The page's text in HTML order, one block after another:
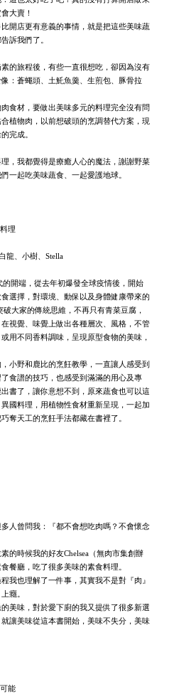
大賣！
開店更有意義的事情，就是把這些美味蔬
訴我們了。
的旅程後，有些一直很想吃，卻因為沒有
：蒼蠅頭、土魠魚羹、生煎包、豚骨拉
食材，要做出美味多元的料理完全沒有問
植物肉，以前想破頭的烹調替代方案，現
完成。
，我都覺得是療癒人心的魔法，謝謝野菜
一起吃美味蔬食、一起愛護地球。
理
龍、小樹、Stella
的開端，從去年初爆發全球疫情後，開始
選擇，對環境、動保以及身體健康帶來的
大家的傳統思維，不再只有青菜豆腐，
視覺、味覺上做出各種層次、風格，不管
用不同香料調味，呈現原型食物的美味，
小野和鹿比的烹飪教學，一直讓人感受到
食譜的技巧，也感受到滿滿的用心及專
書了，讓你意想不到，原來蔬食也可以這
國料理，用植物性食材重新呈現，一起加
奪天工的烹飪手法都藏在書裡了。
人曾問我：『都不會想吃肉嗎？不會懷念
的時候我的好友Chelsea（無肉市集創辦
餐廳，吃了很多美味的素食料理。
我也理解了一件事，其實我不是對『肉』
癮。
美味，對於愛下廚的我又提供了很多新選
讓美味從這本書開始，美味不失分，美味
能